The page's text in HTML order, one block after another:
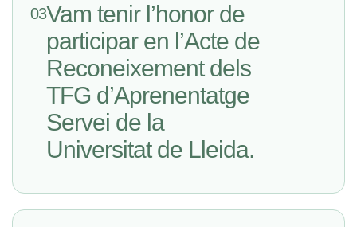
03Vam tenir l’honor de
participar en l’Acte de
Reconeixement dels
TFG d’Aprenentatge
Servei de la
Universitat de Lleida.